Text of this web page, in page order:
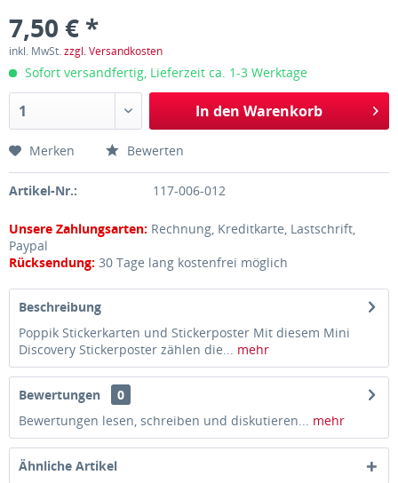
7,50 € *
inkl. MwSt.zzgl. Versandkosten
Sofort versandfertig, Lieferzeit ca. 1-3 Werktage
In den Warenkorb
Merken Bewerten
Artikel-Nr.: 117-006-012
Unsere Zahlungsarten: Rechnung, Kreditkarte, Lastschrift,
Paypal
Rücksendung: 30 Tage lang kostenfrei möglich
Beschreibung
Poppik Stickerkarten und Stickerposter Mit diesem Mini
Discovery Stickerposter zählen die... mehr
Bewertungen
0
Bewertungen lesen, schreiben und diskutieren... mehr
Ähnliche Artikel